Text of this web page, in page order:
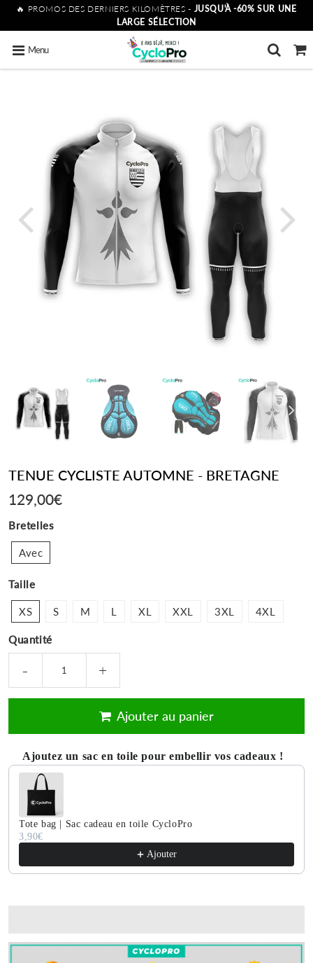
🔥 PROMOS DES DERNIERS KILOMÈTRES - JUSQU'À -60% SUR UNE
LARGE SÉLECTION
Menu
TENUE CYCLISTE AUTOMNE - BRETAGNE
129,00€
Bretelles
Avec
Taille
XS S M L XL XXL 3XL 4XL
Quantité
+
-
Ajouter au panier
Ajoutez un sac en toile pour embellir vos cadeaux !
Use the Previous and Next buttons to navigate through
Tote bag | Sac cadeau en toile CycloPro
3,90€
Ajouter